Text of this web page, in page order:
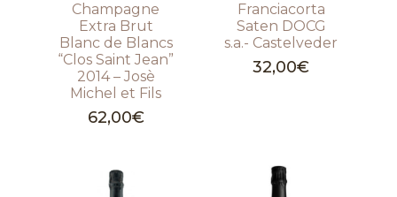
Champagne
Extra Brut
Blanc de Blancs
“Clos Saint Jean”
2014 – Josè
Michel et Fils
62,00€
Franciacorta
Saten DOCG
s.a.- Castelveder
32,00€